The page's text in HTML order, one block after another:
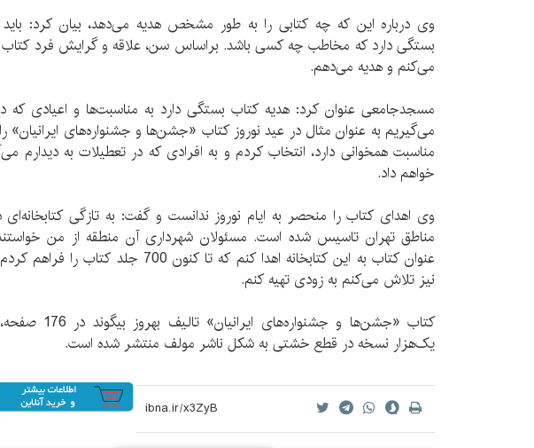
وی درباره این که چه کتابی را به طور مشخص هدیه می‌دهد، بیان کرد: باید
بستگی دارد که مخاطب چه کسی باشد. براساس سن، علاقه و گرایش فرد کتاب
می‌کنم و هدیه می‌دهم.
مسجدجامعی عنوان کرد: هدیه کتاب بستگی دارد به مناسبت‌ها و اعیادی که
می‌گیریم به عنوان مثال در عید نوروز کتاب «جشن‌ها و جشنواره‌های ایرانیان»
مناسبت همخوانی دارد، انتخاب کردم و به افرادی که در تعطیلات به دیدارم
خواهم داد.
وی اهدای کتاب را منحصر به ایام نوروز ندانست و گفت: به تازگی کتابخانه‌ای
مناطق تهران تاسیس شده است. مسئولان شهرداری آن منطقه از من
عنوان کتاب به این کتابخانه اهدا کنم که تا کنون 700 جلد
نیز تلاش می‌کنم به زودی تهیه کنم.
کتاب «جشن‌ها و جشنواره‌های
یک‌هزار نسخه در قطع خشتی به شکل ناشر مولف منتشر شده است.